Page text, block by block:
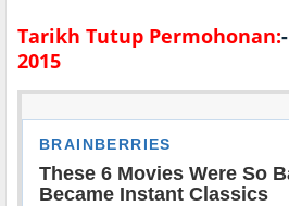
Tarikh Tutup Permohonan:-
2015